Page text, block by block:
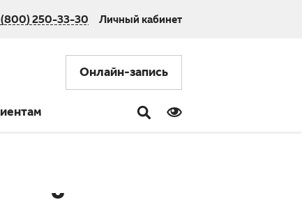
250-33-30 Личный кабинет
Онлайн-запись